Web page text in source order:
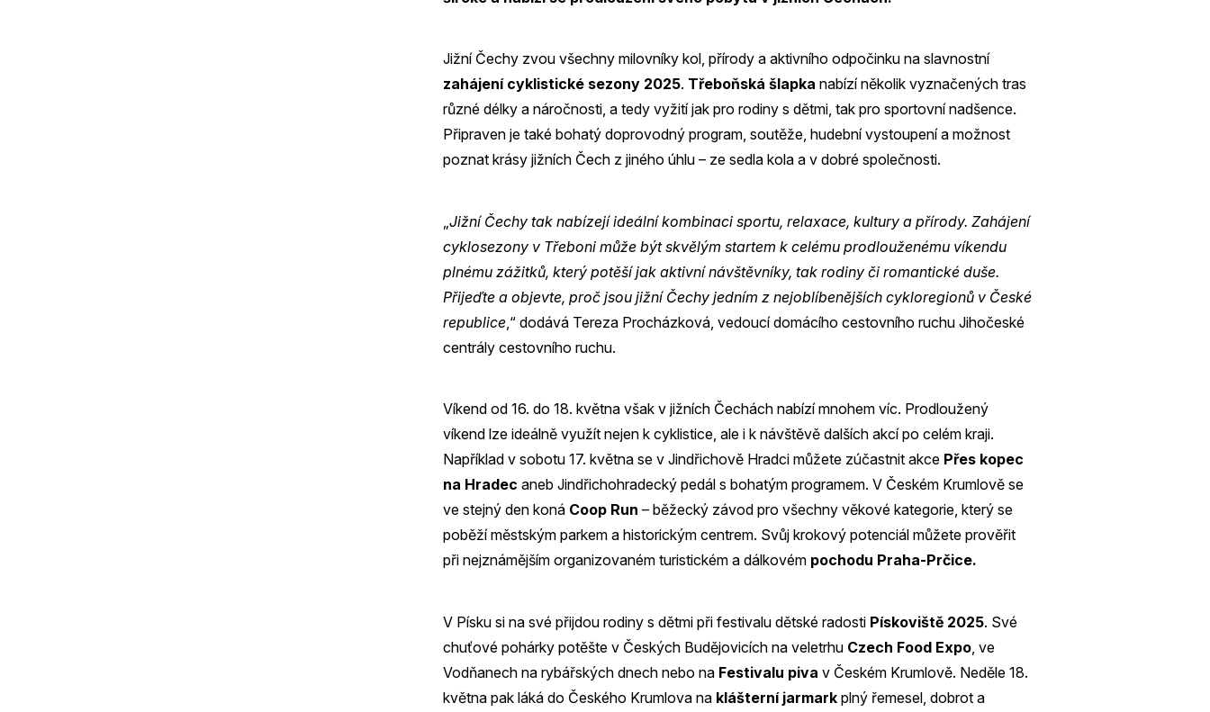
Jižní Čechy zvou všechny milovníky kol, přírody a aktivního odpočinku na slavnostní
zahájení cyklistické sezony 2025. Třeboňská šlapka nabízí několik vyznačených tras
různé délky a náročnosti, a tedy vyžití jak pro rodiny s dětmi, tak pro sportovní nadšence.
Připraven je také bohatý doprovodný program, soutěže, hudební vystoupení a možnost
poznat krásy jižních Čech z jiného úhlu – ze sedla kola a v dobré společnosti.
Jižní Čechy tak nabízejí ideální kombinaci sportu, relaxace, kultury a přírody. Zahájení
cyklosezony v Třeboni může být skvělým startem k celému prodlouženému víkendu
plnému zážitků, který potěší jak aktivní návštěvníky, tak rodiny či romantické duše.
Přijeďte a objevte, proč jsou jižní Čechy jedním z nejoblíbenějších cykloregionů v České
republice ,“ dodává Tereza Procházková, vedoucí domácího cestovního ruchu Jihočeské
centrály cestovního ruchu.
Víkend od 16. do 18. května však v jižních Čechách nabízí mnohem víc. Prodloužený
víkend lze ideálně využít nejen k cyklistice, ale i k návštěvě dalších akcí po celém kraji.
Například v sobotu 17. května se v Jindřichově Hradci můžete zúčastnit akce Přes kopec
na Hradec aneb Jindřichohradecký pedál s bohatým programem. V Českém Krumlově se
ve stejný den koná Coop Run – běžecký závod pro všechny věkové kategorie, který se
poběží městským parkem a historickým centrem. Svůj krokový potenciál můžete prověřit
při nejznámějším organizovaném turistickém a dálkovém pochodu Praha-Prčice.
V Písku si na své přijdou rodiny s dětmi při festivalu dětské radosti Pískoviště 2025. Své
chuťové pohárky potěšte v Českých Budějovicích na veletrhu Czech Food Expo , ve
Vodňanech na rybářských dnech nebo na Festivalu piva v Českém Krumlově. Neděle 18.
května pak láká do Českého Krumlova na klášterní jarmark plný řemesel, dobrot a